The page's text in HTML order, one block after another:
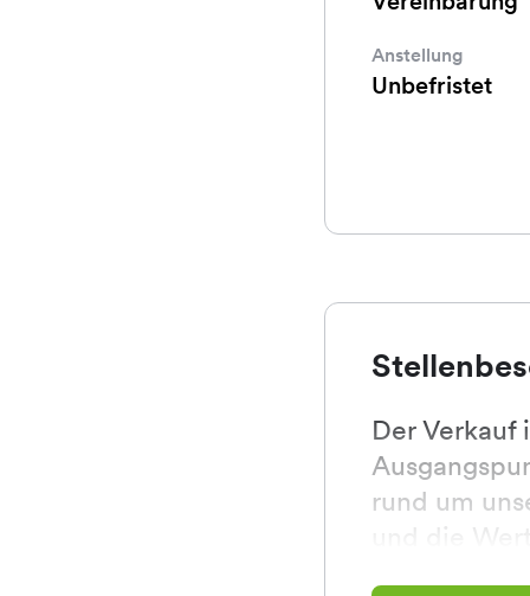
Anstellung
Unbefristet
Der
rund um